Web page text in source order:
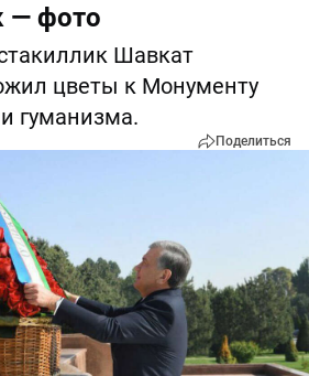
— фото
Шавкат
цветы к Монументу
гуманизма.
Поделиться